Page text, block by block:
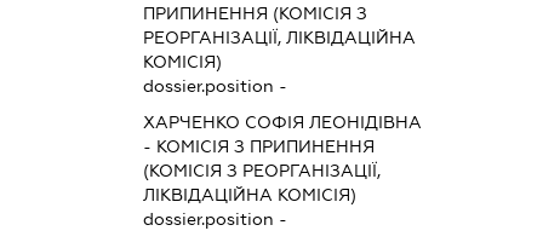
ПРИПИНЕННЯ (КОМІСІЯ З
РЕОРГАНІЗАЦІЇ, ЛІКВІДАЦІЙНА
КОМІСІЯ)
dossier.position -
ХАРЧЕНКО СОФІЯ ЛЕОНІДІВНА
- КОМІСІЯ З ПРИПИНЕННЯ
(КОМІСІЯ З РЕОРГАНІЗАЦІЇ,
ЛІКВІДАЦІЙНА КОМІСІЯ)
dossier.position -